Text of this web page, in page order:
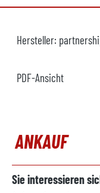
Hersteller:
PDF-Ansicht
ANKAUF
Sie interessieren